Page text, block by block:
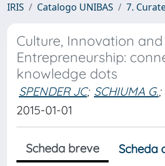
IRIS Catalogo UNIBAS 7.
Culture, Innovation and
Entrepreneurship:
knowledge dots
SPENDER JC; SCHIUMA G.;
2015-01-01
Scheda breve
Scheda